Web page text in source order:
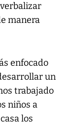
manera
enfocado
un
trabajado
niños a
los